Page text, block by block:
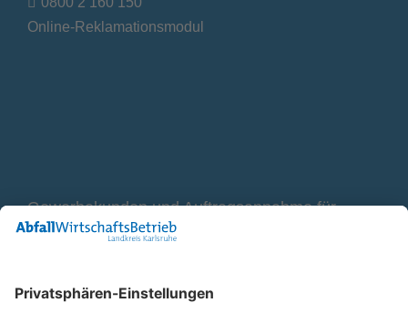
Online-Reklamationsmodul
Gewerbekunden und Auftragsannahme für
Container
E-Mail